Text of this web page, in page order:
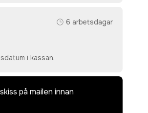
6 arbetsdagar
i kassan.
på mailen innan